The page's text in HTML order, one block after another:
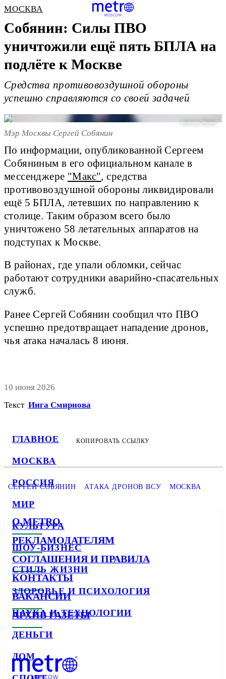
ГЛАВНОЕ
МОСКВА
РОССИЯ
МИР
КУЛЬТУРА
ШОУ-БИЗНЕС
СТИЛЬ ЖИЗНИ
ЗДОРОВЬЕ И ПСИХОЛОГИЯ
НАУКА И ТЕХНОЛОГИИ
ДЕНЬГИ
ДОМ
МОСКВА
Собянин: Силы ПВО
уничтожили ещё пять БПЛА на
подлёте к Москве
Средства противовоздушной обороны
успешно справляются со своей задачей
Агентство "Москва"
Мэр Москвы Сергей Собянин
По информации, опубликованной Сергеем
Собяниным в его официальном канале в
мессенджере "Макс", средства
противовоздушной обороны ликвидировали
ещё 5 БПЛА, летевших по направлению к
столице. Таким образом всего было
уничтожено 58 летательных аппаратов на
подступах к Москве.
В районах, где упали обломки, сейчас
работают сотрудники аварийно-спасательных
служб.
Ранее Сергей Собянин сообщил что ПВО
успешно предотвращает нападение дронов,
чья атака началась 8 июня.
10 июня 2026
Текст Инга Смирнова
КОПИРОВАТЬ ССЫЛКУ
СЕРГЕЙ СОБЯНИН АТАКА ДРОНОВ ВСУ МОСКВА
О METRO
РЕКЛАМОДАТЕЛЯМ
СОГЛАШЕНИЯ И ПРАВИЛА
КОНТАКТЫ
ВАКАНСИИ
АРХИВ ГАЗЕТЫ